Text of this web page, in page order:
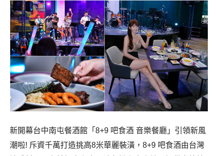
新開幕台中南屯餐酒館「8+9 吧食酒 音樂餐廳」引領新風
潮啦! 斥資千萬打造挑高8米華麗裝潢，8+9 吧食酒由台灣